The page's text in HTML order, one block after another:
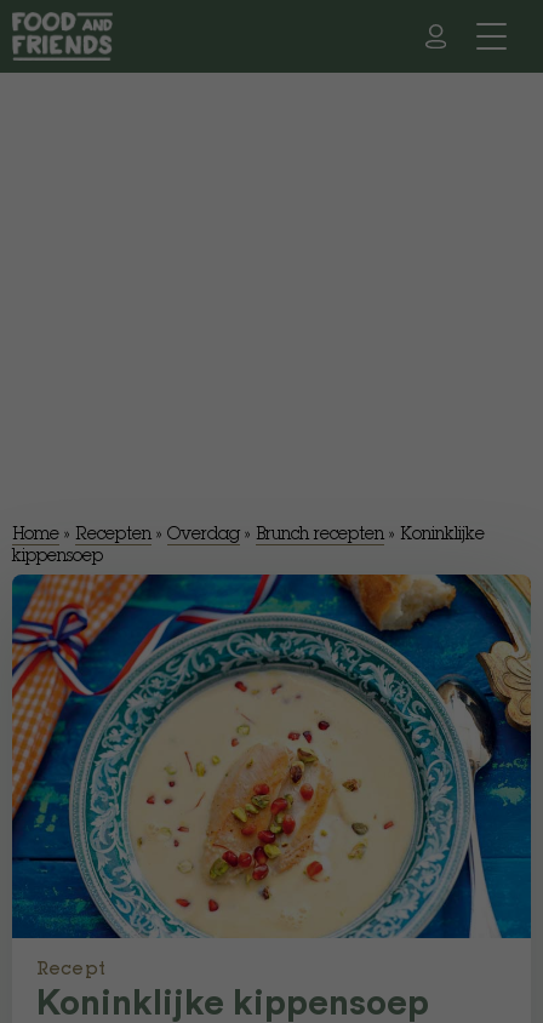
Home » Recepten » Overdag » Brunch recepten » Koninklijke
kippensoep
Recept
Koninklijke kippensoep